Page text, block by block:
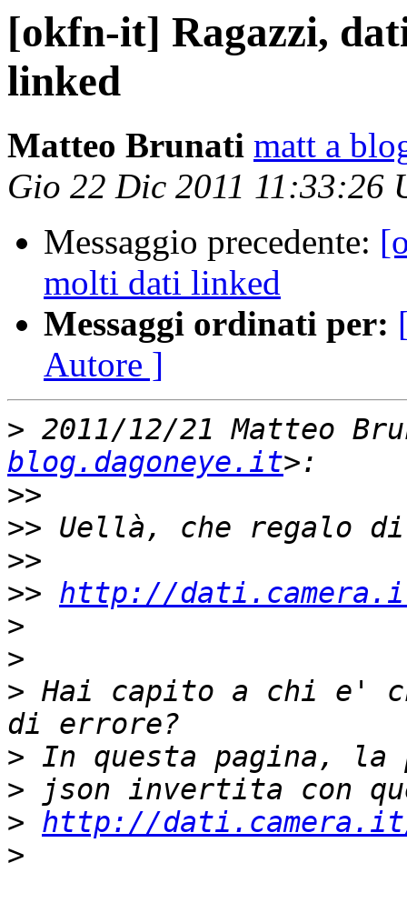
[okfn-it] Ragazzi,
linked
Matteo Brunati matt a
Gio 22 Dic 2011 11:33:26
Messaggio precedente:
molti dati linked
Messaggi ordinati per:
Autore ]
> 2011/12/21 Matteo
blog.dagoneye.it
>>
>>
>>
>> http://
>
>
> Hai capito a chi e'
>
>
> http://
>